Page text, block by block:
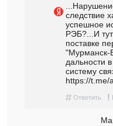
следствие
успешное
РЭБ?...И
поставке
"Мурманск-
дальности
систему
https://t.me/
# Ответить !